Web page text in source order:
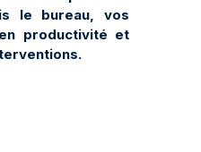
le bureau, vos
productivité et